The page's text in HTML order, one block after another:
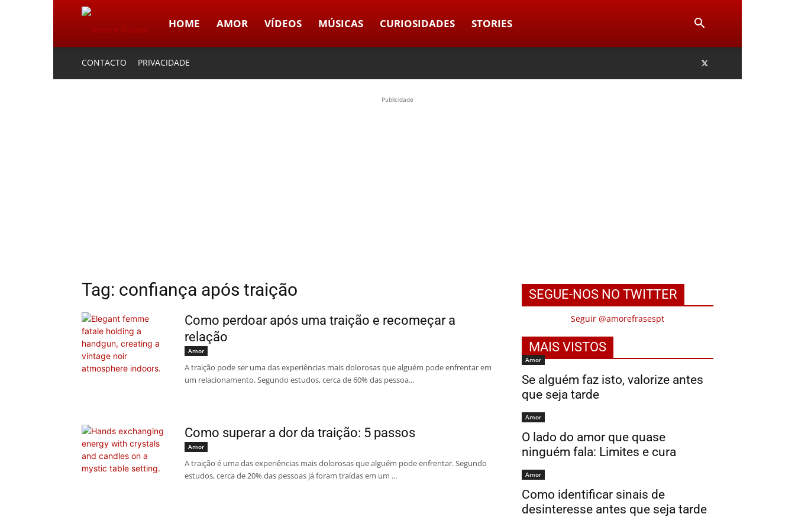
Amor
HOME AMOR VÍDEOS MÚSICAS CURIOSIDADES STORIES
CONTACTO PRIVACIDADE
Publicidade
Tag: confiança após traição
Como perdoar após uma traição e recomeçar a
relação
Amor
A traição pode ser uma das experiências mais dolorosas que alguém pode enfrentar em
um relacionamento. Segundo estudos, cerca de 60% das pessoa...
Como superar a dor da traição: 5 passos
Amor
A traição é uma das experiências mais dolorosas que alguém pode enfrentar. Segundo
estudos, cerca de 20% das pessoas já foram traídas em um ...
SEGUE-NOS NO TWITTER
Seguir @amorefrasespt
MAIS VISTOS
Amor
Se alguém faz isto, valorize antes
que seja tarde
Amor
O lado do amor que quase
ninguém fala: Limites e cura
Amor
Como identificar sinais de
desinteresse antes que seja tarde